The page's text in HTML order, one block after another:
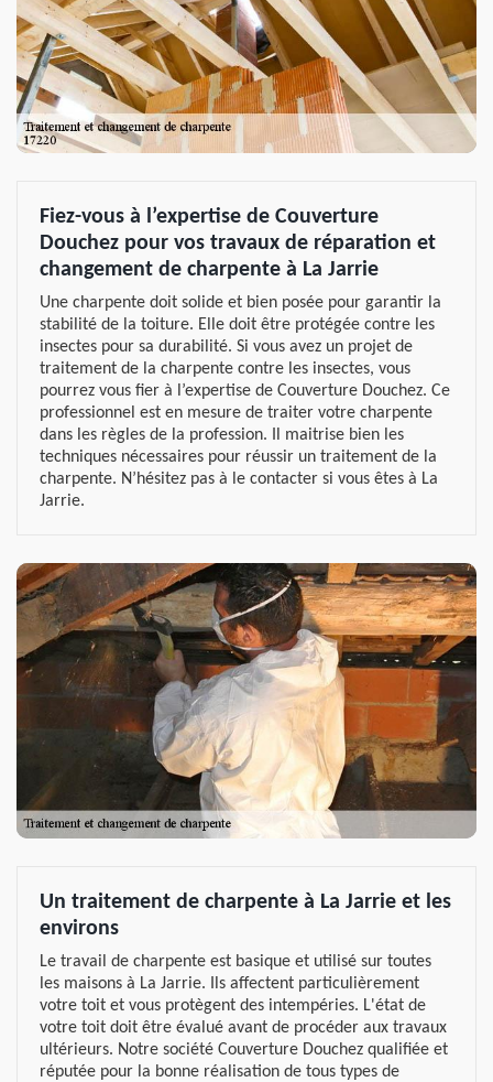
Fiez-vous à l’expertise de Couverture
Douchez pour vos travaux de réparation et
changement de charpente à La Jarrie
Une charpente doit solide et bien posée pour garantir la
stabilité de la toiture. Elle doit être protégée contre les
insectes pour sa durabilité. Si vous avez un projet de
traitement de la charpente contre les insectes, vous
pourrez vous fier à l’expertise de Couverture Douchez. Ce
professionnel est en mesure de traiter votre charpente
dans les règles de la profession. Il maitrise bien les
techniques nécessaires pour réussir un traitement de la
charpente. N’hésitez pas à le contacter si vous êtes à La
Jarrie.
Un traitement de charpente à La Jarrie et les
environs
Le travail de charpente est basique et utilisé sur toutes
les maisons à La Jarrie. Ils affectent particulièrement
votre toit et vous protègent des intempéries. L'état de
votre toit doit être évalué avant de procéder aux travaux
ultérieurs. Notre société Couverture Douchez qualifiée et
réputée pour la bonne réalisation de tous types de